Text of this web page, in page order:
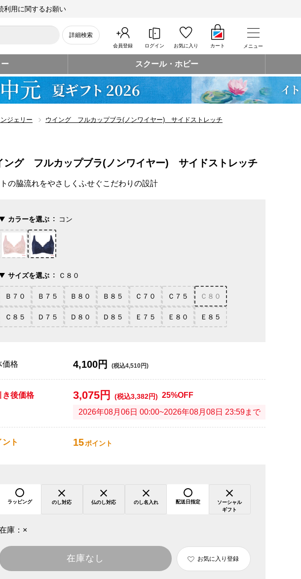
利用に関するお願い
詳細検索
会員登録 ログイン お気に入り カート メニュー
スクール・ホビー
ジェリー ウイング フルカップブラ(ノンワイヤー) サイドストレッチ
ング フルカップブラ(ノンワイヤー) サイドストレッチ
の脇流れをやさしくふせぐこだわりの設計
カラーを選ぶ コン
サイズを選ぶ Ｃ８０
Ｂ７０ Ｂ７５ Ｂ８０ Ｂ８５ Ｃ７０ Ｃ７５ Ｃ８０
Ｃ８５ Ｄ７５ Ｄ８０ Ｄ８５ Ｅ７５ Ｅ８０ Ｅ８５
価格 4,100円 (税込4,510円)
き後価格 3,075円 (税込3,382円) 25%OFF
2026年08月06日 00:00~2026年08月08日 23:59まで
ント 15ポイント
ラッピング のし対応 仏のし対応 のし名入れ 配送日指定
ソーシャル
ギフト
庫： ×
在庫なし お気に入り登録